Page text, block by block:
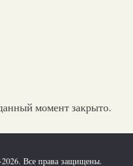
момент закрыто.
Все права защищены.